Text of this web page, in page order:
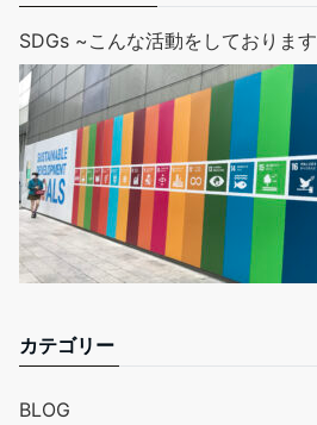
SDGs ~こんな活動をしております
カテゴリー
BLOG